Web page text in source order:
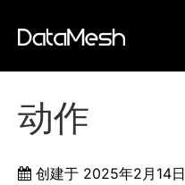
动作
创建于 2025年2月14日